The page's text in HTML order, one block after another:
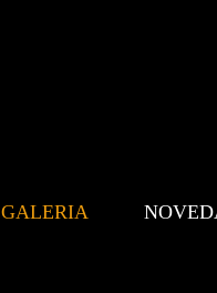
GALERIA